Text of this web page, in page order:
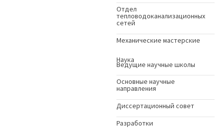
Отдел
тепловодоканализационных
сетей
Механические мастерские
Наука
Ведущие научные школы
Основные научные
направления
Диссертационный совет
Разработки